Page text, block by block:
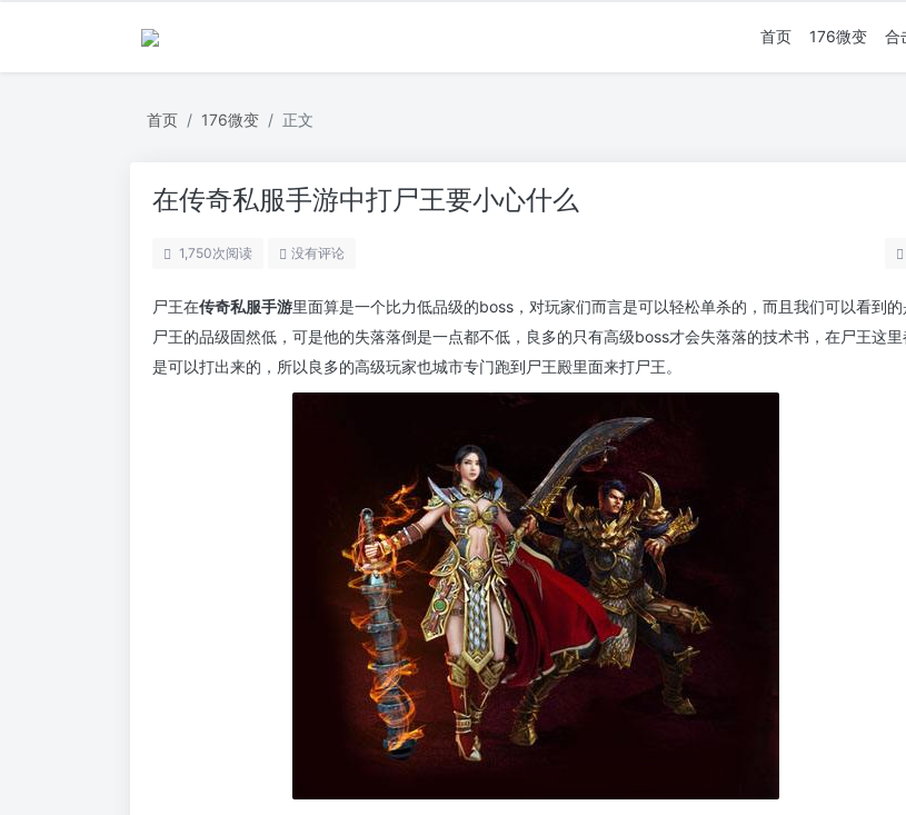
首页 176微变 合
首页 176微变 正文
在传奇私服手游中打尸王要小心什么
1,750次阅读 没有评论
尸王在传奇私服手游里面算是一个比力低品级的boss，对玩家们而言是可以轻松单杀的，而且我们可以看到的
尸王的品级固然低，可是他的失落落倒是一点都不低，良多的只有高级boss才会失落落的技术书，在尸王这里
是可以打出来的，所以良多的高级玩家也城市专门跑到尸王殿里面来打尸王。